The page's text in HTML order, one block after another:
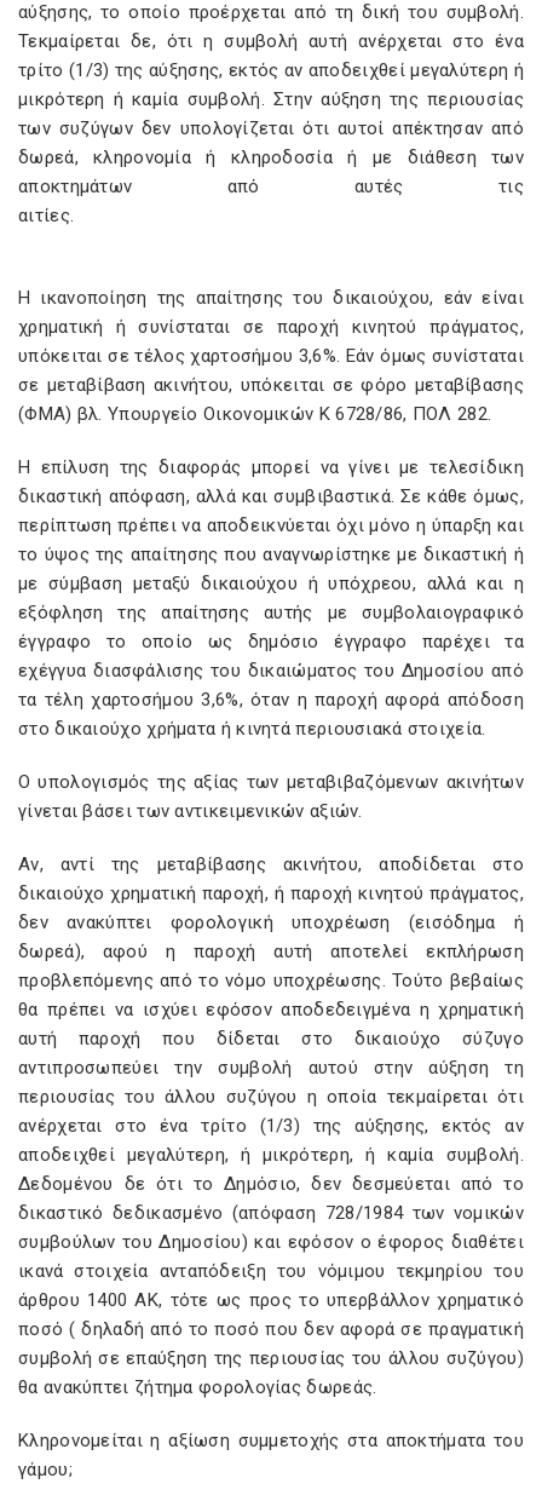
αύξησης, το οποίο προέρχεται από τη δική του συμβολή.
Τεκμαίρεται δε, ότι η συμβολή αυτή ανέρχεται στο ένα
τρίτο (1/3) της αύξησης, εκτός αν αποδειχθεί μεγαλύτερη ή
μικρότερη ή καμία συμβολή. Στην αύξηση της περιουσίας
των συζύγων δεν υπολογίζεται ότι αυτοί απέκτησαν από
δωρεά, κληρονομία ή κληροδοσία ή µε διάθεση των
αποκτημάτων από αυτές τις
Η ικανοποίηση της απαίτησης του δικαιούχου, εάν είναι
χρηματική ή συνίσταται σε παροχή κινητού πράγματος,
υπόκειται σε τέλος χαρτοσήμου 3,6%. Εάν όμως συνίσταται
σε μεταβίβαση ακινήτου, υπόκειται σε φόρο μεταβίβασης
(ΦΜΑ) βλ. Υπουργείο Οικονομικών Κ 6728/86, ΠΟΛ 282.
Η επίλυση της διαφοράς μπορεί να γίνει με τελεσίδικη
δικαστική απόφαση, αλλά και συμβιβαστικά. Σε κάθε όμως,
περίπτωση πρέπει να αποδεικνύεται όχι μόνο η ύπαρξη και
το ύψος της απαίτησης που αναγνωρίστηκε με δικαστική ή
με σύμβαση μεταξύ δικαιούχου ή υπόχρεου, αλλά και η
εξόφληση της απαίτησης αυτής με συμβολαιογραφικό
έγγραφο το οποίο ως δημόσιο έγγραφο παρέχει τα
εχέγγυα διασφάλισης του δικαιώματος του Δημοσίου από
τα τέλη χαρτοσήμου 3,6%, όταν η παροχή αφορά απόδοση
στο δικαιούχο χρήματα ή κινητά περιουσιακά στοιχεία.
Ο υπολογισμός της αξίας των μεταβιβαζόμενων ακινήτων
γίνεται βάσει των αντικειμενικών αξιών.
Αν, αντί της μεταβίβασης ακινήτου, αποδίδεται στο
δικαιούχο χρηματική παροχή, ή παροχή κινητού πράγματος,
δεν ανακύπτει φορολογική υποχρέωση (εισόδημα ή
δωρεά), αφού η παροχή αυτή αποτελεί εκπλήρωση
προβλεπόμενης από το νόμο υποχρέωσης. Τούτο βεβαίως
θα πρέπει να ισχύει εφόσον αποδεδειγμένα η χρηματική
αυτή παροχή που δίδεται στο δικαιούχο σύζυγο
αντιπροσωπεύει την συμβολή αυτού στην αύξηση τη
περιουσίας του άλλου συζύγου η οποία τεκμαίρεται ότι
ανέρχεται στο ένα τρίτο (1/3) της αύξησης, εκτός αν
αποδειχθεί μεγαλύτερη, ή μικρότερη, ή καμία συμβολή.
Δεδομένου δε ότι το Δημόσιο, δεν δεσμεύεται από το
δικαστικό δεδικασμένο (απόφαση 728/1984 των νομικών
συμβούλων του Δημοσίου) και εφόσον ο έφορος διαθέτει
ικανά στοιχεία ανταπόδειξη του νόμιμου τεκμηρίου του
άρθρου 1400 ΑΚ, τότε ως προς το υπερβάλλον χρηματικό
ποσό ( δηλαδή από το ποσό που δεν αφορά σε πραγματική
συμβολή σε επαύξηση της περιουσίας του άλλου συζύγου)
θα ανακύπτει ζήτημα φορολογίας δωρεάς.
Κληρονομείται η αξίωση συμμετοχής στα αποκτήματα του
γάμου;